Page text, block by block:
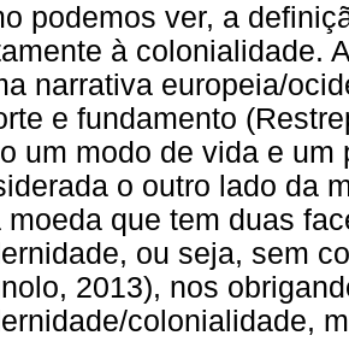
podemos ver, a
à colonialidade.
narrativa europeia/
e fundamento
um modo de vida e
o outro lado da
moeda que tem duas
ou seja, sem
2013), nos
colonialidade,